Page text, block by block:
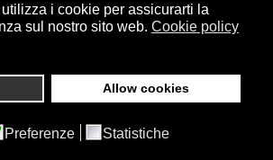
i cookie per assicurarti la
sul nostro sito web. Cookie policy
Allow cookies
Preferenze Statistiche
OFFRICI UN CAFFE'
by Elio Mangraviti is
Commons Attribuzione-Non